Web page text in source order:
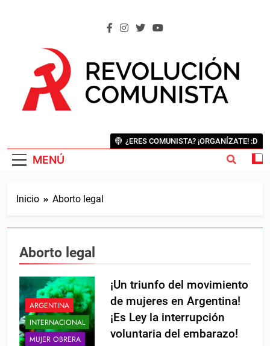
MENÚ
¿ERES COMUNISTA? ¡ORGANÍZATE! :D
Inicio Aborto legal
Aborto legal
ARGENTINA
INTERNACIONAL
MUJER OBRERA
¡Un triunfo del movimiento
de mujeres en Argentina!
¡Es Ley la interrupción
voluntaria del embarazo!